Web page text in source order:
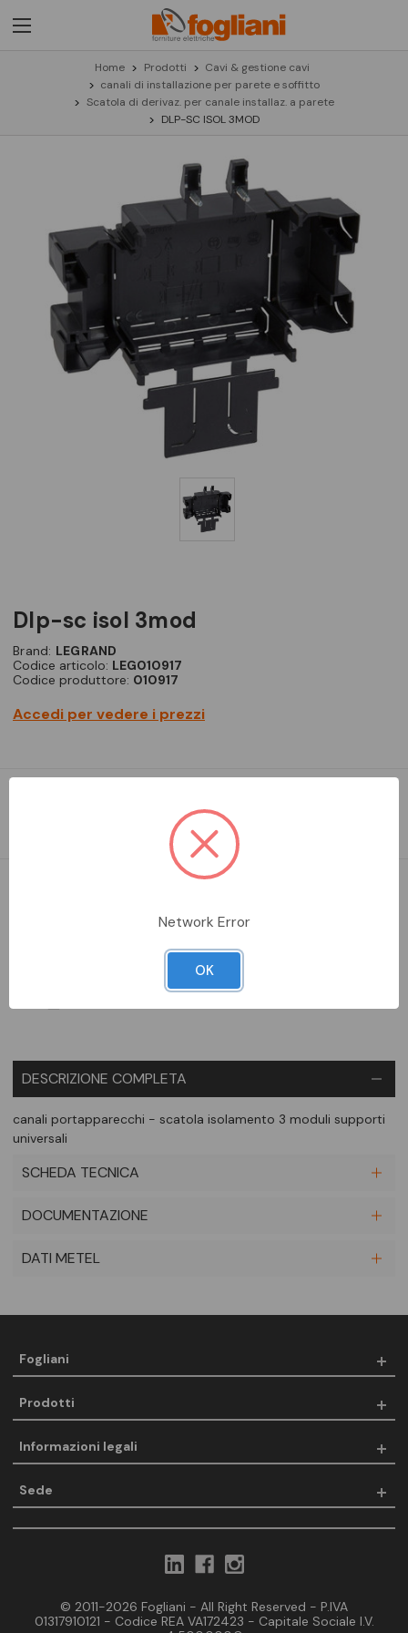
Home Prodotti
Cavi & gestione cavi
canali di installazione per parete e soffitto
Scatola di derivaz. per canale installaz. a parete
DLP-SC ISOL 3MOD
dlp-sc isol 3mod
Brand: LEGRAND
Codice articolo: LEG010917
Codice produttore: 010917
Accedi per vedere i prezzi
Aggiungi alla comparazione
DESCRIZIONE COMPLETA
canali portapparecchi - scatola isolamento 3 moduli supporti
universali
SCHEDA TECNICA
DOCUMENTAZIONE
DATI METEL
Fogliani
Prodotti
Informazioni legali
Sede
© 2011-2026 Fogliani - All Right Reserved - P.IVA
01317910121 - Codice REA VA172423 - Capitale Sociale I.V.
Network Error
OK